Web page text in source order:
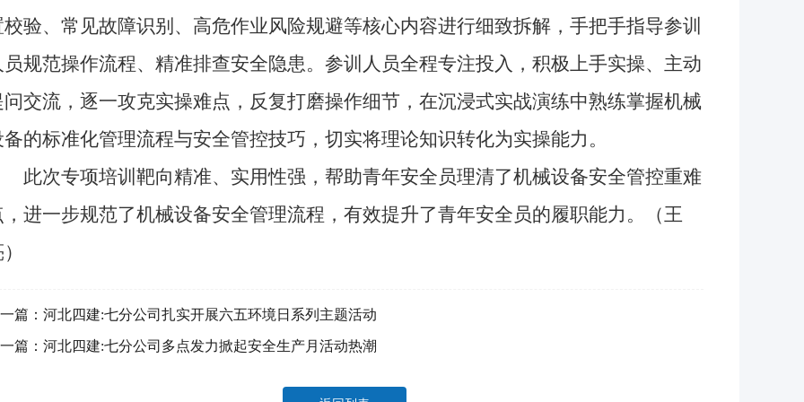
校验、常见故障识别、高危作业风险规避等核心内容进行细致拆解，手把手指导参训
员规范操作流程、精准排查安全隐患。参训人员全程专注投入，积极上手实操、主动
问交流，逐一攻克实操难点，反复打磨操作细节，在沉浸式实战演练中熟练掌握机械
备的标准化管理流程与安全管控技巧，切实将理论知识转化为实操能力。
次专项培训靶向精准、实用性强，帮助青年安全员理清了机械设备安全管控重难
，进一步规范了机械设备安全管理流程，有效提升了青年安全员的履职能力。（王
篇： 河北四建:七分公司扎实开展六五环境日系列主题活动
篇： 河北四建:七分公司多点发力掀起安全生产月活动热潮